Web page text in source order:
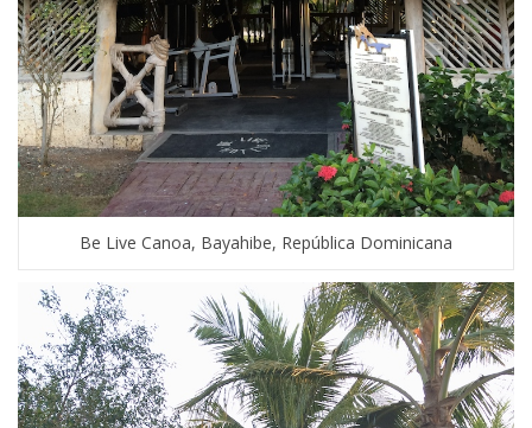
Be Live Canoa, Bayahibe, República Dominicana